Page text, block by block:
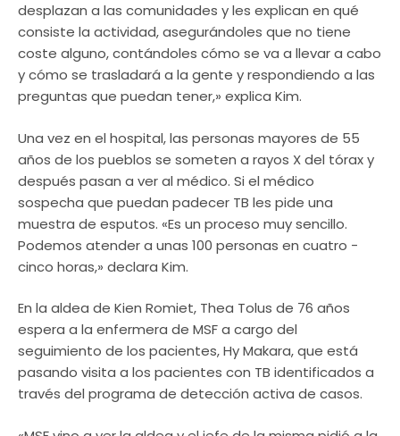
desplazan a las comunidades y les explican en qué
consiste la actividad, asegurándoles que no tiene
coste alguno, contándoles cómo se va a llevar a cabo
y cómo se trasladará a la gente y respondiendo a las
preguntas que puedan tener,» explica Kim.
Una vez en el hospital, las personas mayores de 55
años de los pueblos se someten a rayos X del tórax y
después pasan a ver al médico. Si el médico
sospecha que puedan padecer TB les pide una
muestra de esputos. «Es un proceso muy sencillo.
Podemos atender a unas 100 personas en cuatro -
cinco horas,» declara Kim.
En la aldea de Kien Romiet, Thea Tolus de 76 años
espera a la enfermera de MSF a cargo del
seguimiento de los pacientes, Hy Makara, que está
pasando visita a los pacientes con TB identificados a
través del programa de detección activa de casos.